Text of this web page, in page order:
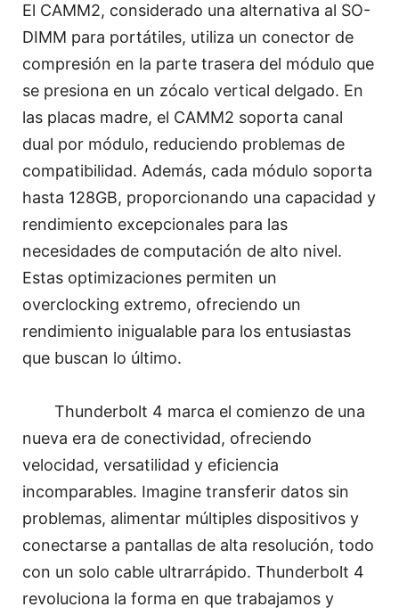
El CAMM2, considerado una alternativa al SO-
DIMM para portátiles, utiliza un conector de
compresión en la parte trasera del módulo que
se presiona en un zócalo vertical delgado. En
las placas madre, el CAMM2 soporta canal
dual por módulo, reduciendo problemas de
compatibilidad. Además, cada módulo soporta
hasta 128GB, proporcionando una capacidad y
rendimiento excepcionales para las
necesidades de computación de alto nivel.
Estas optimizaciones permiten un
overclocking extremo, ofreciendo un
rendimiento inigualable para los entusiastas
que buscan lo último.
Thunderbolt 4 marca el comienzo de una
nueva era de conectividad, ofreciendo
velocidad, versatilidad y eficiencia
incomparables. Imagine transferir datos sin
problemas, alimentar múltiples dispositivos y
conectarse a pantallas de alta resolución, todo
con un solo cable ultrarrápido. Thunderbolt 4
revoluciona la forma en que trabajamos y